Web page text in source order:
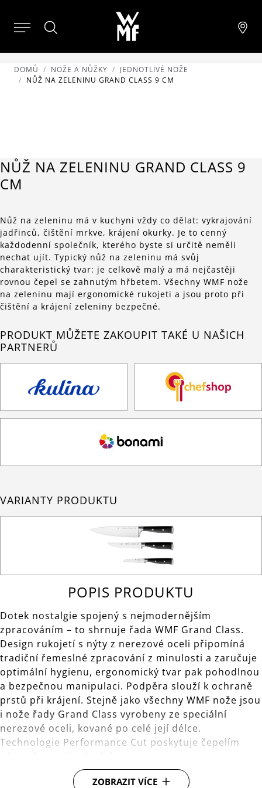
DOMŮ NOŽE A NŮŽKY
JEDNOTLIVÉ NOŽE
NŮŽ NA ZELENINU GRAND CLASS 9 CM
NŮŽ NA ZELENINU GRAND CLASS 9
CM
Nůž na zeleninu má v kuchyni vždy co dělat: vykrajování
jadřinců, čištění mrkve, krájení okurky. Je to cenný
každodenní společník, kterého byste si určitě neměli
nechat ujít. Typický nůž na zeleninu má svůj
charakteristický tvar: je celkově malý a má nejčastěji
rovnou čepel se zahnutým hřbetem. Všechny WMF nože
na zeleninu mají ergonomické rukojeti a jsou proto při
čištění a krájení zeleniny bezpečné.
PRODUKT MŮŽETE ZAKOUPIT TAKÉ U NAŠICH
PARTNERŮ
VARIANTY PRODUKTU
POPIS PRODUKTU
Dotek nostalgie spojený s nejmodernějším
zpracováním – to shrnuje řada WMF Grand Class.
Design rukojetí s nýty z nerezové oceli připomíná
tradiční řemeslné zpracování z minulosti a zaručuje
optimální hygienu, ergonomický tvar pak pohodlnou
a bezpečnou manipulaci. Podpěra slouží k ochraně
prstů při krájení. Stejně jako všechny WMF nože jsou
i nože řady Grand Class vyrobeny ze speciální
nerezové oceli, kované po celé její délce.
Technologie Performance Cut poskytuje čepelím
Celková délka 21 cm, délka čepele 9 cm.
ZOBRAZIT VÍCE